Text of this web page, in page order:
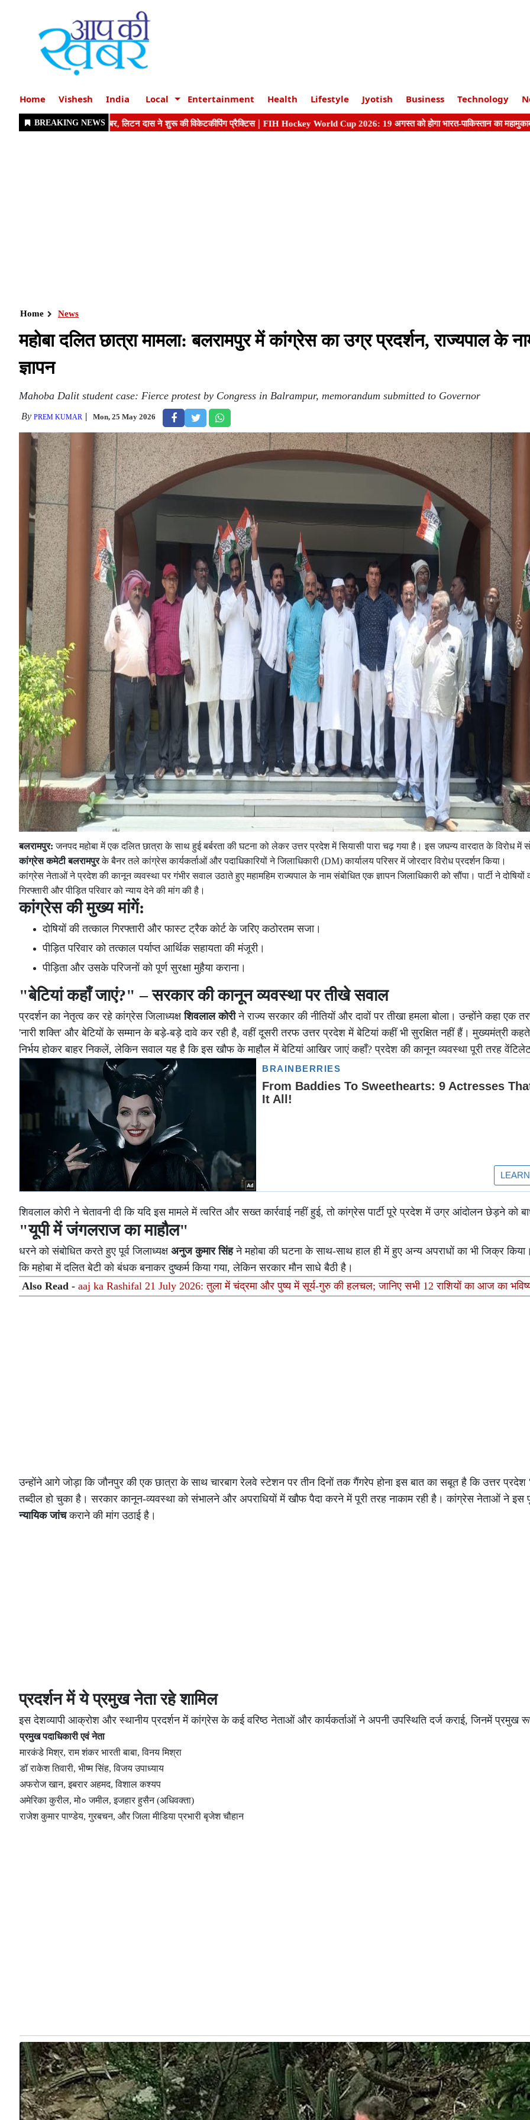
Home Vishesh India Local Entertainment Health Lifestyle Jyotish Business Technology
Home News
महोबा दलित छात्रा मामला: बलरामपुर में कांग्रेस का उग्र प्रदर्शन, राज्यपाल के
ज्ञापन
Mahoba Dalit student case: Fierce protest by Congress in Balrampur, memorandum submitted to Governor
By PREM KUMAR Mon, 25 May 2026
बलरामपुर: जनपद महोबा में एक दलित छात्रा के साथ हुई बर्बरता की घटना को लेकर उत्तर प्रदेश में सियासी पारा चढ़ गया है। इस जघन्य वारदात के विरोध में
कांग्रेस कमेटी बलरामपुरके बैनर तले कांग्रेस कार्यकर्ताओं और पदाधिकारियों ने जिलाधिकारी (DM) कार्यालय परिसर में जोरदार विरोध प्रदर्शन किया।
कांग्रेस नेताओं ने प्रदेश की कानून व्यवस्था पर गंभीर सवाल उठाते हुए महामहिम राज्यपाल के नाम संबोधित एक ज्ञापन जिलाधिकारी को सौंपा। पार्टी ने
गिरफ्तारी और पीड़ित परिवार को न्याय देने की मांग की है।
कांग्रेस की मुख्य मांगें:
दोषियों की तत्काल गिरफ्तारी और फास्ट ट्रैक कोर्ट के जरिए कठोरतम सजा।
पीड़ित परिवार को तत्काल पर्याप्त आर्थिक सहायता की मंजूरी।
पीड़िता और उसके परिजनों को पूर्ण सुरक्षा मुहैया कराना।
"बेटियां कहाँ जाएं?" – सरकार की कानून व्यवस्था पर तीखे सवाल
प्रदर्शन का नेतृत्व कर रहे कांग्रेस जिलाध्यक्षशिवलाल कोरीने राज्य सरकार की नीतियों और दावों पर तीखा हमला बोला। उन्होंने कहा एक
'नारी शक्ति' और बेटियों के सम्मान के बड़े-बड़े दावे कर रही है, वहीं दूसरी तरफ उत्तर प्रदेश में बेटियां कहीं भी सुरक्षित नहीं हैं। मुख्यमंत्री
निर्भय होकर बाहर निकलें, लेकिन सवाल यह है कि इस खौफ के माहौल में बेटियां आखिर जाएं कहाँ? प्रदेश की कानून व्यवस्था पूरी तरह
शिवलाल कोरी ने चेतावनी दी कि यदि इस मामले में त्वरित और सख्त कार्रवाई नहीं हुई, तो कांग्रेस पार्टी पूरे प्रदेश में उग्र आंदोलन छेड़ने को
"यूपी में जंगलराज का माहौल"
धरने को संबोधित करते हुए पूर्व जिलाध्यक्ष अनुज कुमार सिंहने महोबा की घटना के साथ-साथ हाल ही में हुए अन्य अपराधों का भी जिक्र
कि महोबा में दलित बेटी को बंधक बनाकर दुष्कर्म किया गया, लेकिन सरकार मौन साधे बैठी है।
Also Read - aaj ka Rashifal 21 July 2026: तुला में चंद्रमा और पुष्य में सूर्य-गुरु की हलचल; जानिए सभी 12 राशियों का आज का
उन्होंने आगे जोड़ा कि जौनपुर की एक छात्रा के साथ चारबाग रेलवे स्टेशन पर तीन दिनों तक गैंगरेप होना इस बात का सबूत है कि उत्तर
तब्दील हो चुका है। सरकार कानून-व्यवस्था को संभालने और अपराधियों में खौफ पैदा करने में पूरी तरह नाकाम रही है। कांग्रेस नेताओं ने इस
न्यायिक जांचकराने की मांग उठाई है।
प्रदर्शन में ये प्रमुख नेता रहे शामिल
इस देशव्यापी आक्रोश और स्थानीय प्रदर्शन में कांग्रेस के कई वरिष्ठ नेताओं और कार्यकर्ताओं ने अपनी उपस्थिति दर्ज कराई, जिनमें प्रमुख
प्रमुख पदाधिकारी एवं नेता
मारकंडे मिश्र, राम शंकर भारती बाबा, विनय मिश्रा
डॉ राकेश तिवारी, भीष्म सिंह, विजय उपाध्याय
अफरोज खान, इबरार अहमद, विशाल कश्यप
अमेरिका कुरील, मो० जमील, इजहार हुसैन (अधिवक्ता)
राजेश कुमार पाण्डेय, गुरबचन, और जिला मीडिया प्रभारी बृजेश चौहान